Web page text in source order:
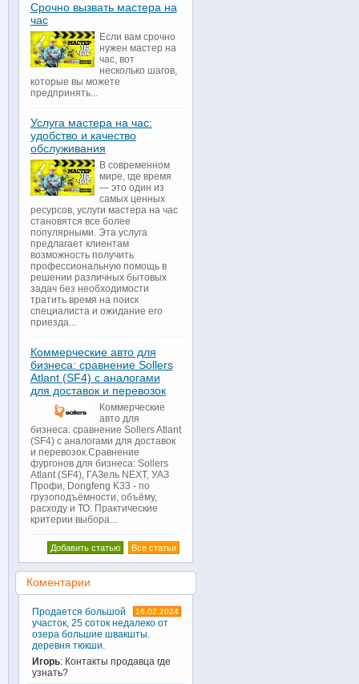
Срочно вызвать мастера на
час
Если вам срочно
нужен мастер на
час, вот
несколько шагов,
которые вы можете
предпринять...
Услуга мастера на час:
удобство и качество
обслуживания
В современном
мире, где время
— это один из
самых ценных
ресурсов, услуги мастера на час
становятся все более
популярными. Эта услуга
предлагает клиентам
возможность получить
профессиональную помощь в
решении различных бытовых
задач без необходимости
тратить время на поиск
специалиста и ожидание его
приезда...
Коммерческие авто для
бизнеса: сравнение Sollers
Atlant (SF4) с аналогами
для доставок и перевозок
Коммерческие
авто для
бизнеса: сравнение Sollers Atlant
(SF4) с аналогами для доставок
и перевозок.Сравнение
фургонов для бизнеса: Sollers
Atlant (SF4), ГАЗель NEXT, УАЗ
Профи, Dongfeng K33 - по
грузоподъёмности, объёму,
расходу и ТО. Практические
критерии выбора...
Все статьи
Добавить статью
Коментарии
16.02.2024
Продается большой
участок, 25 соток недалеко от
озера большие швакшты.
деревня тюкши.
Игорь: Контакты продавца где
узнать?